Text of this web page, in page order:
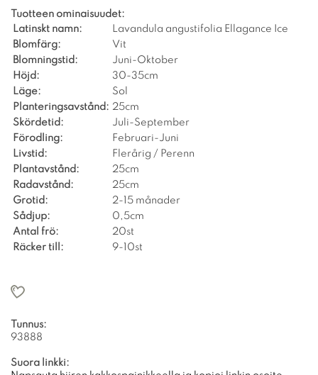
Tuotteen ominaisuudet:
Latinskt namn:
Lavandula angustifolia Ellagance Ice
Blomfärg:
Vit
Blomningstid:
Juni-Oktober
Höjd:
30-35cm
Läge:
Sol
Planteringsavstånd: 25cm
Skördetid:
Juli-September
Förodling:
Februari-Juni
Livstid:
Flerårig / Perenn
Plantavstånd:
25cm
Radavstånd:
25cm
Grotid:
2-15 månader
Sådjup:
0,5cm
Antal frö:
20st
Räcker till:
9-10st
Tunnus:
93888
Suora linkki: